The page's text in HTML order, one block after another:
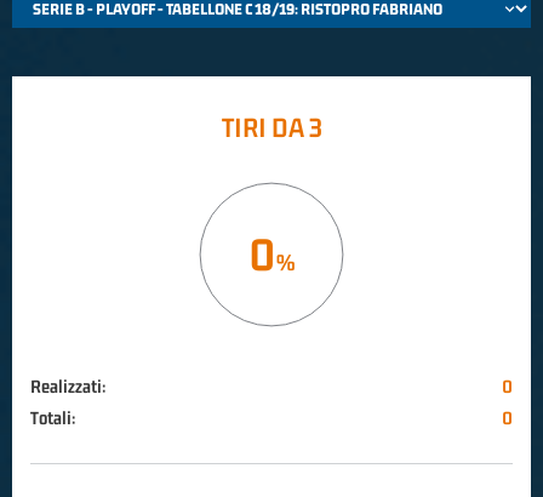
TIRI DA 3
0
Realizzati:
0
Totali:
0